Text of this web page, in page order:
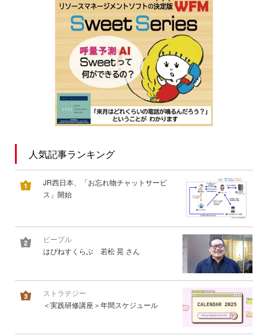
人気記事ランキング
JR西日本、「お忘れ物チャットサービ
ス」開始
ピープル
はぴねすくらぶ 若松 晃 さん
ストラテジー
＜実践研修講座＞年間スケジュール